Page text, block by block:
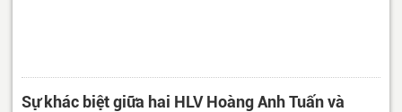
Sự khác biệt giữa hai HLV Hoàng Anh Tuấn và